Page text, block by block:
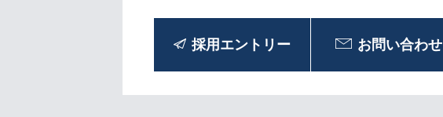
採用エントリー お問い合わせ